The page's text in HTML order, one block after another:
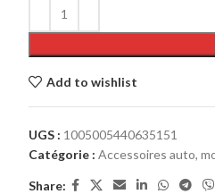
Add to wishlist
UGS : 1005005440635151
Catégorie : Accessoires auto,
Share: